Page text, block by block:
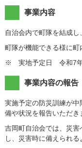
事業内容
自治会内で町隊を結成し
町隊が機能できる様に町
※ 実地予定日 令和7年
事業内容の報告
実施予定の防災訓練が
備や状況を報告いただき
吉岡町自治会では、災
し、災害時に備えられる